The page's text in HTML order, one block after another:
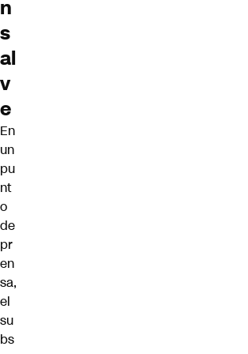
n
s
al
v
e
En
un
pu
nt
o
de
pr
en
sa,
el
su
bs